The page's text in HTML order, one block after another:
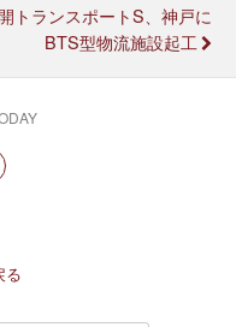
トランスポートS、神戸に
BTS型物流施設起工
る